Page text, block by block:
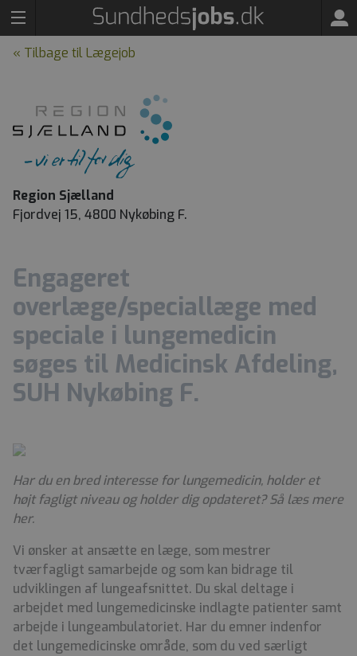
« Tilbage til Lægejob
Region Sjælland
Fjordvej 15, 4800 Nykøbing F.
Engageret
overlæge/speciallæge med
speciale i lungemedicin
søges til Medicinsk Afdeling,
SUH Nykøbing F.
Har du en bred interesse for lungemedicin, holder et
højt fagligt niveau og holder dig opdateret? Så læs mere
her.
Vi ønsker at ansætte en læge, som mestrer
tværfagligt samarbejde og som kan bidrage til
udviklingen af lungeafsnittet. Du skal deltage i
arbejdet med lungemedicinske indlagte patienter samt
arbejde i lungeambulatoriet. Har du emner indenfor
det lungemedicinske område, som du ved særligt